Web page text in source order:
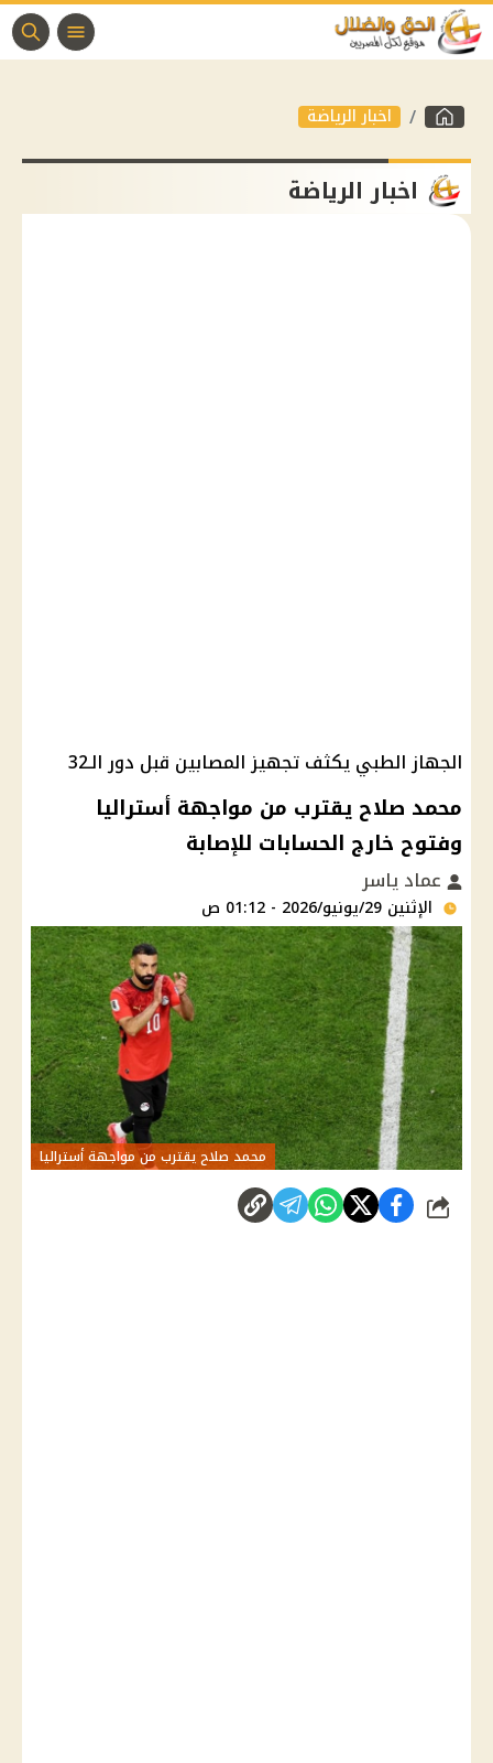
اخبار الرياضة
اخبار الرياضة
الجهاز الطبي يكثف تجهيز المصابين قبل دور الـ32
محمد صلاح يقترب من مواجهة أستراليا
وفتوح خارج الحسابات للإصابة
عماد ياسر
الإثنين 29/يونيو/2026 - 01:12 ص
محمد صلاح يقترب من مواجهة أستراليا
شارك